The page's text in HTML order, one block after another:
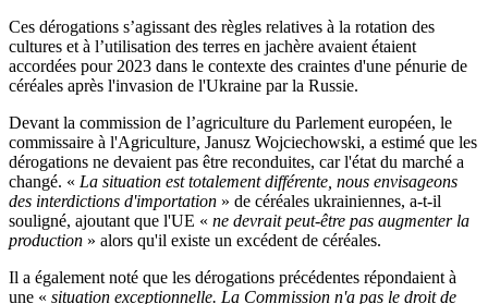
Ces dérogations s’agissant des règles relatives à la rotation des
cultures et à l’utilisation des terres en jachère avaient étaient
accordées pour 2023 dans le contexte des craintes d'une pénurie de
céréales après l'invasion de l'Ukraine par la Russie.
Devant la commission de l’agriculture du Parlement européen, le
commissaire à l'Agriculture, Janusz Wojciechowski, a estimé que les
dérogations ne devaient pas être reconduites, car l'état du marché a
changé. « La situation est totalement différente, nous envisageons
des interdictions d'importation » de céréales ukrainiennes, a-t-il
souligné, ajoutant que l'UE « ne devrait peut-être pas augmenter la
production » alors qu'il existe un excédent de céréales.
Il a également noté que les dérogations précédentes répondaient à
une « situation exceptionnelle. La Commission n'a pas le droit de